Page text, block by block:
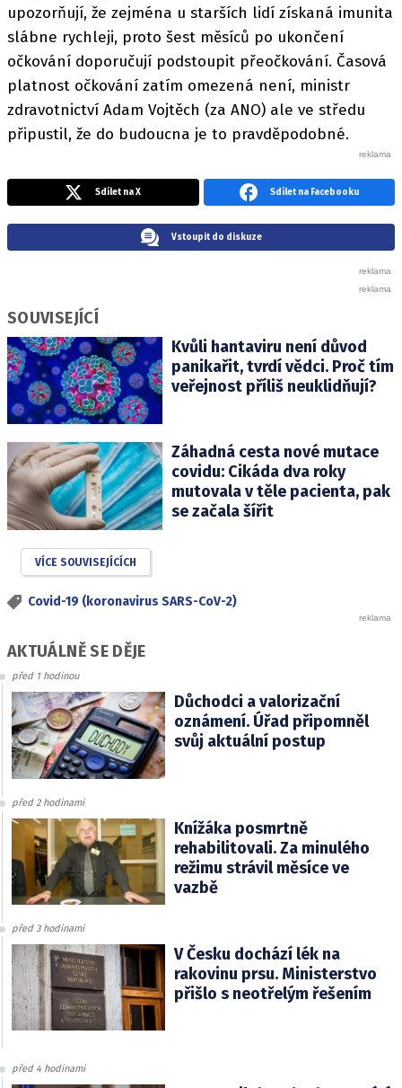
upozorňují, že zejména u starších lidí získaná imunita
slábne rychleji, proto šest měsíců po ukončení
očkování doporučují podstoupit přeočkování. Časová
platnost očkování zatím omezená není, ministr
zdravotnictví Adam Vojtěch (za ANO) ale ve středu
připustil, že do budoucna je to pravděpodobné.
Sdílet na X Sdílet na Facebooku
Vstoupit do diskuze
SOUVISEJÍCÍ
Kvůli hantaviru není důvod
panikařit, tvrdí vědci. Proč tím
veřejnost příliš neuklidňují?
Záhadná cesta nové mutace
covidu: Cikáda dva roky
mutovala v těle pacienta, pak
se začala šířit
VÍCE SOUVISEJÍCÍCH
Covid-19 (koronavirus SARS-CoV-2)
AKTUÁLNĚ SE DĚJE
před 1 hodinou
Důchodci a valorizační
oznámení. Úřad připomněl
svůj aktuální postup
před 2 hodinami
Knížáka posmrtně
rehabilitovali. Za minulého
režimu strávil měsíce ve
vazbě
před 3 hodinami
V Česku dochází lék na
rakovinu prsu. Ministerstvo
přišlo s neotřelým řešením
před 4 hodinami